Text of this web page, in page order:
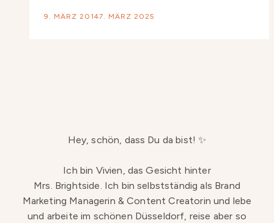
9. MÄRZ 20147. MÄRZ 2025
Hey, schön, dass Du da bist! ✨
Ich bin Vivien, das Gesicht hinter
Mrs. Brightside. Ich bin selbstständig als Brand
Marketing Managerin & Content Creatorin und lebe
und arbeite im schönen Düsseldorf, reise aber so